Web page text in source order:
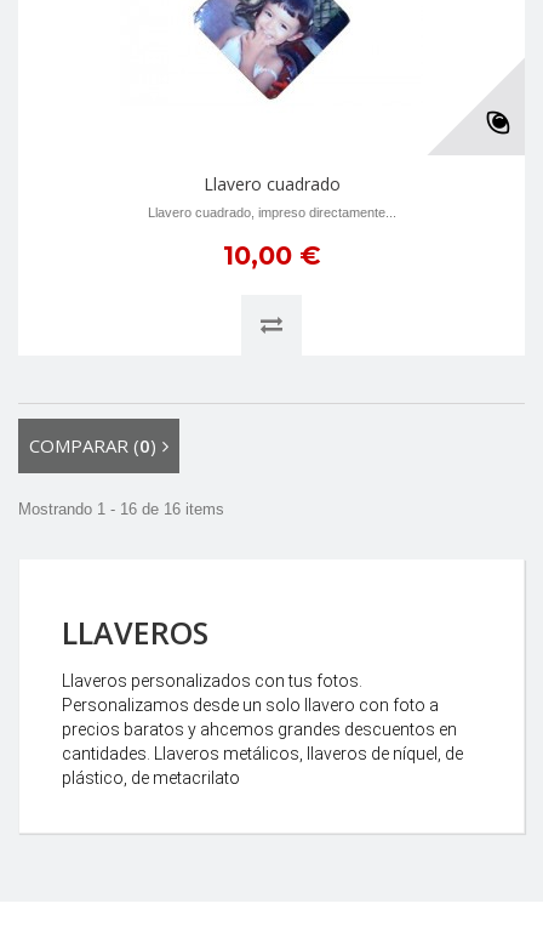
Llavero cuadrado
Llavero cuadrado, impreso directamente...
10,00 €
COMPARAR (0)
Mostrando 1 - 16 de 16 items
LLAVEROS
Llaveros personalizados con tus fotos.
Personalizamos desde un solo llavero con foto a
precios baratos y ahcemos grandes descuentos en
cantidades. Llaveros metálicos, llaveros de níquel, de
plástico, de metacrilato